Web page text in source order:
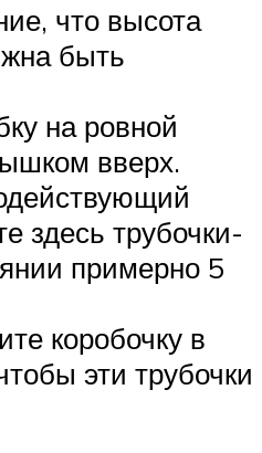
что высота
быть
на ровной
вверх.
здесь трубочки-
примерно 5
коробочку в
эти трубочки